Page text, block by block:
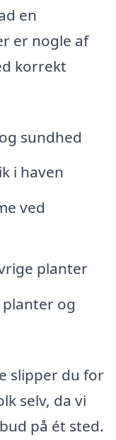
en
er nogle af
korrekt
sundhed
i haven
ved
planter
planter og
slipper du for
selv, da vi
på ét sted.